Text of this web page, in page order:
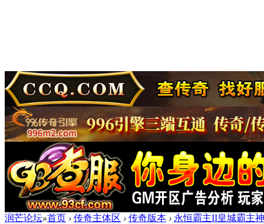
润芒论坛»首页 › 传奇主体区 › 传奇版本 › 永恒霸主II皇城霸主